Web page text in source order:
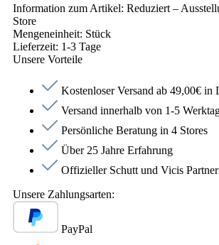
Information zum Artikel: Reduziert –
Store
Mengeneinheit: Stück
Lieferzeit: 1-3 Tage
Unsere Vorteile
Kostenloser Versand ab 49,00€ in
Versand innerhalb von 1-5
Persönliche Beratung in 4 Stores
Über 25 Jahre Erfahrung
Offizieller Schutt und Vicis Partner
Unsere Zahlungsarten:
PayPal